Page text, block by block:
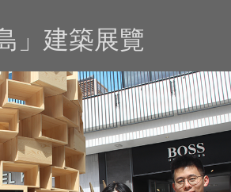
」建築展覽